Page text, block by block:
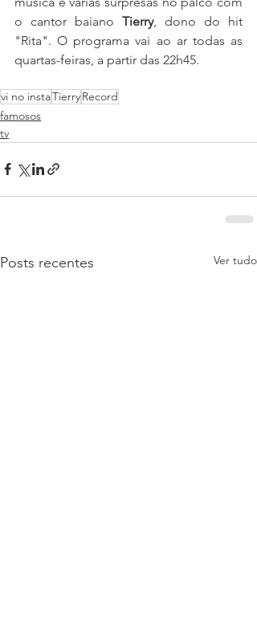
o cantor baiano Tierry, dono do hit
"Rita". O programa vai ao ar todas as
quartas-feiras, a partir das 22h45.
vi no instaTierryRecord
famosos
tv
Posts recentes Ver tudo